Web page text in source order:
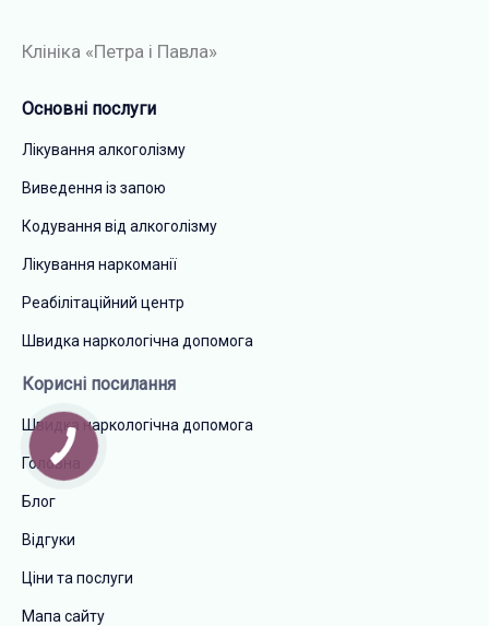
Клініка «Петра і Павла»​
Основні послуги
Лікування алкоголізму
Виведення із запою
Кодування від алкоголізму
Лікування наркоманії
Реабілітаційний центр
Швидка наркологічна допомога
Корисні посилання
Швидка наркологічна допомога
Головна
Блог
Відгуки
Ціни та послуги
Мапа сайту